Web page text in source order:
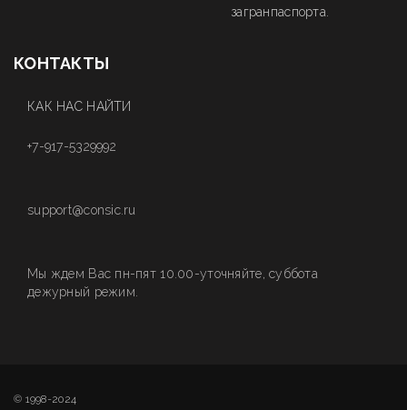
загранпаспорта.
КОНТАКТЫ
КАК НАС НАЙТИ
+7-917-5329992
support@consic.ru
Мы ждем Вас пн-пят 10.00-уточняйте, суббота
дежурный режим.
© 1998-2024